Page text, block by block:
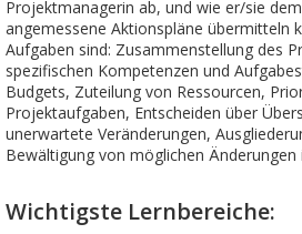
Projektmanagerin ab, und wie er/sie
angemessene Aktionspläne übermitteln
Aufgaben sind: Zusammenstellung des
spezifischen Kompetenzen und
Budgets, Zuteilung von Ressourcen,
Projektaufgaben, Entscheiden über
unerwartete Veränderungen,
Bewältigung von möglichen
Wichtigste Lernbereiche: